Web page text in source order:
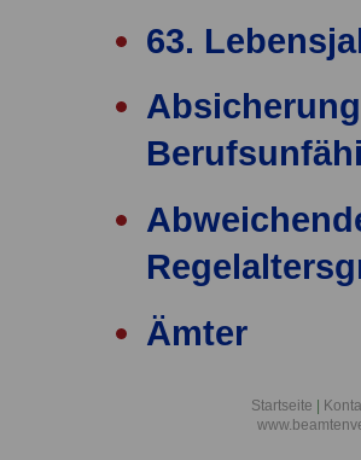
63.
Ämter
Startseite